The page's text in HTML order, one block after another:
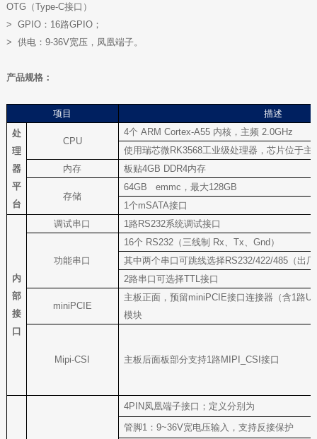
OTG（Type-C接口）
> GPIO：16路GPIO；
> 供电：9-36V宽压，凤凰端子。
产品规格：
项目
描述
处
理
器
平
台
CPU
4个 ARM Cortex-A55 内核，主频 2.0GHz
使用瑞芯微RK3568工业级处理器，芯片位于主
内存
板贴4GB DDR4内存
存储
64GB emmc ，最大128GB
1个mSATA接口
内
部
接
口
调试串口 1 路RS232系统调试接口
功能串口
16个 RS232（三线制 Rx、Tx、Gnd）
其中两个串口可跳线选择RS232/422/485（出
2路串口可选择TTL接口
miniPCIE
主板正面，预留miniPCIE接口连接器（含1路
模块
Mipi-CSI 主板后面板部分支持1路MIPI_CSI接口
4PIN凤凰端子接口；定义分别为
管脚1：9~36V宽电压输入，支持反接保护